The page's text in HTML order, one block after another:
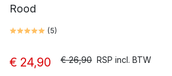
Rood
(5)
€ 24,90 € 26,90 RSP incl. BTW